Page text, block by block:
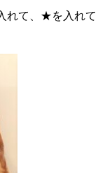
れて、★を入れて